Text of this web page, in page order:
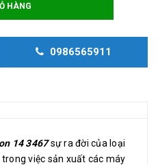
HÀNG
0986565911
14 3467sự ra đời của loại
việc sản xuất các máy